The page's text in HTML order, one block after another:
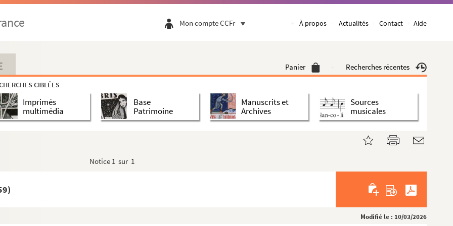
Mon compte CCFr À propos Actualités Contact Aide
Panier Recherches récentes
CIBLÉES
Imprimés
multimédia
Base
Patrimoine
Manuscrits et
Archives
Sources
musicales
Notice 1 sur 1
Modifié le : 10/03/2026